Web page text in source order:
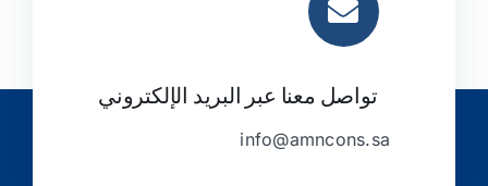
تواصل معنا عبر البريد الإلكتروني
info@amncons.sa